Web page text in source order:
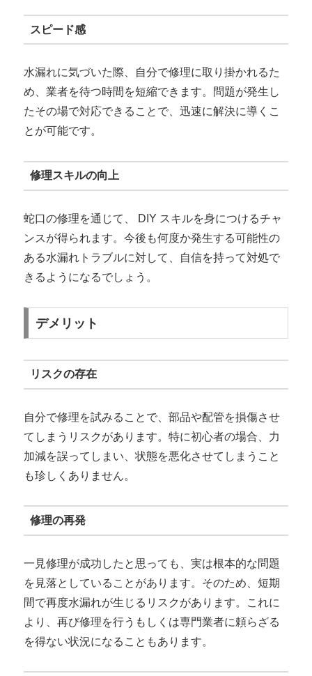
スピード感
水漏れに気づいた際、自分で修理に取り掛かれるた
め、業者を待つ時間を短縮できます。問題が発生し
たその場で対応できることで、迅速に解決に導くこ
とが可能です。
修理スキルの向上
蛇口の修理を通じて、 DIY スキルを身につけるチャ
ンスが得られます。今後も何度か発生する可能性の
ある水漏れトラブルに対して、自信を持って対処で
きるようになるでしょう。
デメリット
リスクの存在
自分で修理を試みることで、部品や配管を損傷させ
てしまうリスクがあります。特に初心者の場合、力
加減を誤ってしまい、状態を悪化させてしまうこと
も珍しくありません。
修理の再発
一見修理が成功したと思っても、実は根本的な問題
を見落としていることがあります。そのため、短期
間で再度水漏れが生じるリスクがあります。これに
より、再び修理を行うもしくは専門業者に頼らざる
を得ない状況になることもあります。